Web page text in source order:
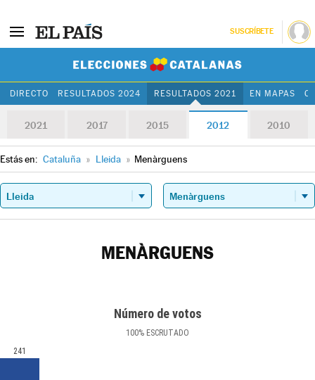
SUSCRÍBETE
DIRECTO RESULTADOS 2024 RESULTADOS 2021 EN MAPAS
2021 2017 2015 2012 2010
Estás en: Cataluña » Lleida » Menàrguens
MENÀRGUENS
Número de votos
100% ESCRUTADO
241